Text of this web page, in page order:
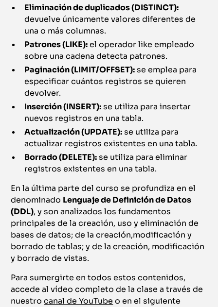
Eliminación de duplicados (DISTINCT):
devuelve únicamente valores diferentes de
una o más columnas.
Patrones (LIKE):el operador like empleado
sobre una cadena detecta patrones.
Paginación (LIMIT/OFFSET):se emplea para
especificar cuántos registros se quieren
devolver.
Inserción (INSERT):se utiliza para insertar
nuevos registros en una tabla.
Actualización (UPDATE):se utiliza para
actualizar registros existentes en una tabla.
Borrado (DELETE):se utiliza para eliminar
registros existentes en una tabla.
En la última parte del curso se profundiza en el
denominado Lenguaje de Definición de Datos
(DDL), y son analizados los fundamentos
principales de la creación, uso y eliminación de
bases de datos; de la creación,modificación y
borrado de tablas; y de la creación, modificación
y borrado de vistas.
Para sumergirte en todos estos contenidos,
accede al vídeo completo de la clase a través de
nuestrocanal de YouTube o en el siguiente